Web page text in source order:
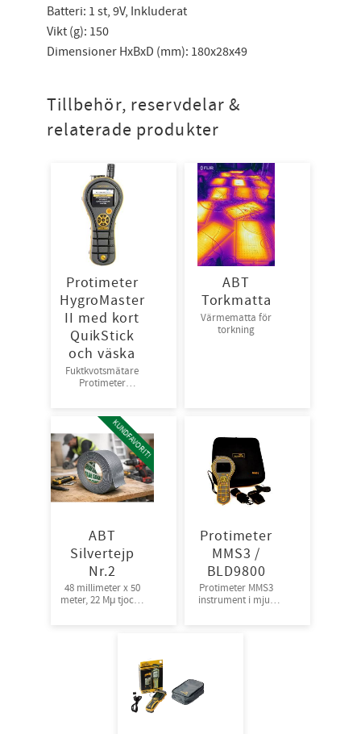
Batteri: 1 st, 9V, Inkluderat
Vikt (g): 150
Dimensioner HxBxD (mm): 180x28x49
Tillbehör, reservdelar &
relaterade produkter
Protimeter
HygroMaster
II med kort
QuikStick
och väska
Fuktkvotsmätare
Protimeter
ABT
Torkmatta
Värmematta för
torkning
ABT
Silvertejp
Nr.2
48 millimeter x 50
meter, 22 Mμ tjock |
KUNDFAVORIT!
Protimeter
MMS3 /
BLD9800
Protimeter MMS3
instrument i mjuk